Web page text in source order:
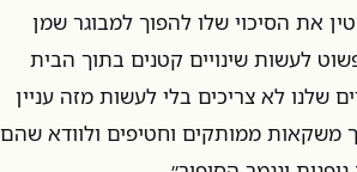
להקטין את הסיכוי שלו להפוך למבוגר שמן
די פשוט לעשות שינויים קטנים בתוך הבית
שלנו לא צריכים בלי לעשות מזה עניין
משקאות ממותקים וחטיפים ולוודא שהם